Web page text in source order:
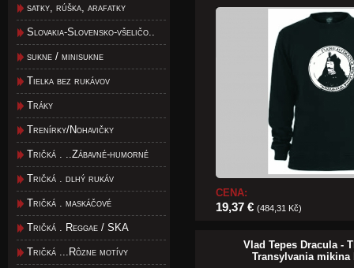
satky, rúška, arafatky
Slovakia-Slovensko-všeličo..
sukne / minisukne
Tielka bez rukávov
Tráky
Trenírky/Nohavičky
Tričká . ..Zábavné-humorné
Tričká . dlhý rukáv
Tričká . maskáčové
Tričká . Reggae / SKA
Tričká ...Rôzne motívy
CENA:
19,37 € (484,31 Kč)
Vlad Tepes Dracula -
Transylvania mikina